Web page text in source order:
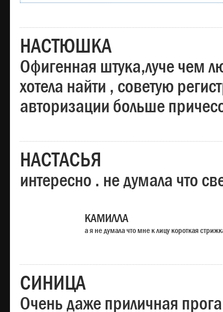
НАСТЮШКА
Офигенная штука,луче чем
хотела найти , советую
авторизации больше
НАСТАСЬЯ
интересно . не думала что
КАМИЛЛА
а я не думала что мне к лицу короткая
СИНИЦА
Очень даже приличная